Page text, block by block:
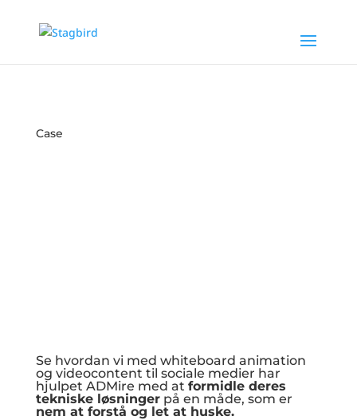
Case
Se hvordan vi med whiteboard animation
og videocontent til sociale medier har
hjulpet ADMire med at formidle deres
tekniske løsningerpå en måde, som er
nem at forstå og let at huske.